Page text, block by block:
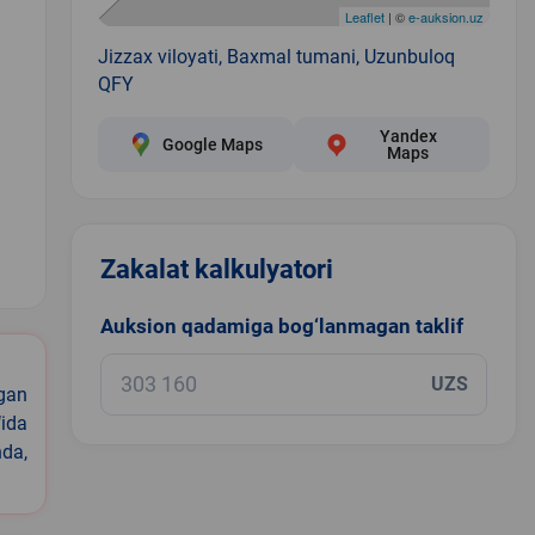
Leaflet| ©e-auksion.uz
Jizzax viloyati, Baxmal tumani, Uzunbuloq
QFY
Google Maps
Yandex
Maps
Zakalat kalkulyatori
Auksion qadamiga bog‘lanmagan taklif
UZS